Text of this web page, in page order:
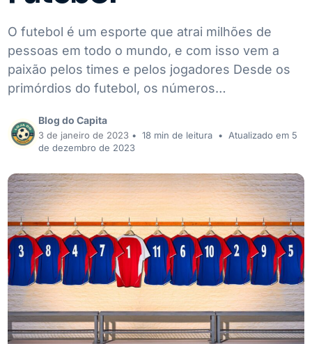
O futebol é um esporte que atrai milhões de
pessoas em todo o mundo, e com isso vem a
paixão pelos times e pelos jogadores Desde os
primórdios do futebol, os números…
Blog do Capita
3 de janeiro de 2023 • 18 min de leitura •
Atualizado em 5
de dezembro de 2023